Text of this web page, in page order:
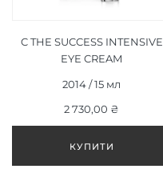
C THE SUCCESS INTENSIVE
EYE CREAM
ДЛЯ ПОВІК) 15 МЛ
2014 / 15 мл
2 730,00 ₴